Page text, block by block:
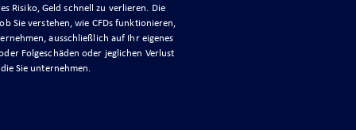
Risiko, Geld schnell zu verlieren. Die
Sie verstehen, wie CFDs funktionieren,
ausschließlich auf Ihr eigenes
Folgeschäden oder jeglichen Verlust
Sie unternehmen.